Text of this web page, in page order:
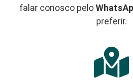
falar conosco pelo
preferir.